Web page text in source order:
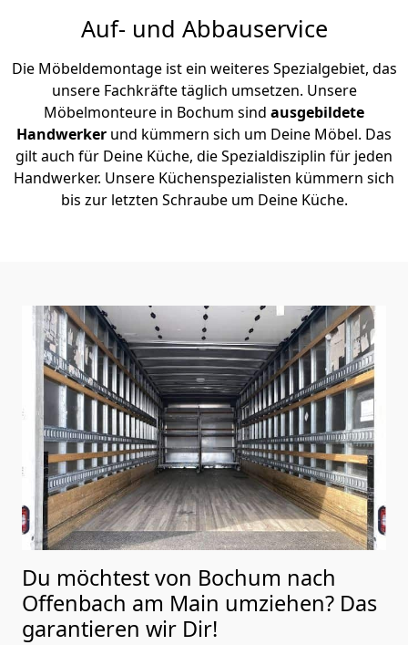
Auf- und Abbauservice
Die Möbeldemontage ist ein weiteres Spezialgebiet, das
unsere Fachkräfte täglich umsetzen. Unsere
Möbelmonteure in Bochum sind ausgebildete
Handwerker und kümmern sich um Deine Möbel. Das
gilt auch für Deine Küche, die Spezialdisziplin für jeden
Handwerker. Unsere Küchenspezialisten kümmern sich
bis zur letzten Schraube um Deine Küche.
Du möchtest von Bochum nach
Offenbach am Main umziehen? Das
garantieren wir Dir!